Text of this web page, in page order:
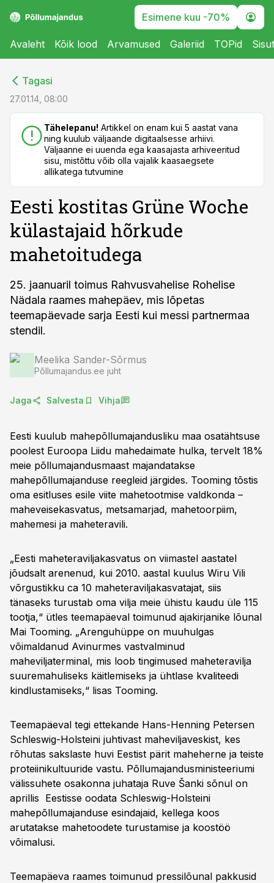
Esimene kuu -70%
Avaleht Kõik lood Arvamused Galeriid TOPid
Tagasi
27.01.14, 08:00
Tähelepanu! Artikkel on enam kui 5 aastat vana
ning kuulub väljaande digitaalsesse arhiivi.
Väljaanne ei uuenda ega kaasajasta arhiveeritud
sisu, mistõttu võib olla vajalik kaasaegsete
allikatega tutvumine
Eesti kostitas Grüne Woche
külastajaid hõrkude
mahetoitudega
25. jaanuaril toimus Rahvusvahelise Rohelise
Nädala raames mahepäev, mis lõpetas
teemapäevade sarja Eesti kui messi partnermaa
stendil.
Meelika Sander-Sõrmus
Põllumajandus.ee juht
Jaga Salvesta Vihja
Eesti kuulub mahepõllumajandusliku maa osatähtsuse
poolest Euroopa Liidu mahedaimate hulka, tervelt 18%
meie põllumajandusmaast majandatakse
mahepõllumajanduse reegleid järgides. Tooming tõstis
oma esitluses esile viite mahetootmise valdkonda –
maheveisekasvatus, metsamarjad, mahetoorpiim,
mahemesi ja maheteravili.
„Eesti maheteraviljakasvatus on viimastel aastatel
jõudsalt arenenud, kui 2010. aastal kuulus Wiru Vili
võrgustikku ca 10 maheteraviljakasvatajat, siis
tänaseks turustab oma vilja meie ühistu kaudu üle 115
tootja,“ ütles teemapäeval toimunud ajakirjanike lõunal
Mai Tooming. „Arenguhüppe on muuhulgas
võimaldanud Avinurmes vastvalminud
maheviljaterminal, mis loob tingimused maheteravilja
suuremahuliseks käitlemiseks ja ühtlase kvaliteedi
kindlustamiseks,“ lisas Tooming.
Teemapäeval tegi ettekande Hans-Henning Petersen
Schleswig-Holsteini juhtivast maheviljaveskist, kes
rõhutas sakslaste huvi Eestist pärit maheherne ja teiste
proteiinikultuuride vastu. Põllumajandusministeeriumi
välissuhete osakonna juhataja Ruve Šanki sõnul on
aprillis Eestisse oodata Schleswig-Holsteini
mahepõllumajanduse esindajaid, kellega koos
arutatakse mahetoodete turustamise ja koostöö
võimalusi.
Teemapäeva raames toimunud pressilõunal pakkusid